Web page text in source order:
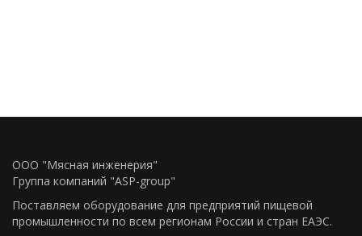
ООО "Мясная инженерия"
Группа компаний "ASP-group"
Поставляем оборудование для предприятий пищевой
промышленности по всем регионам Росcии и стран ЕАЭС.